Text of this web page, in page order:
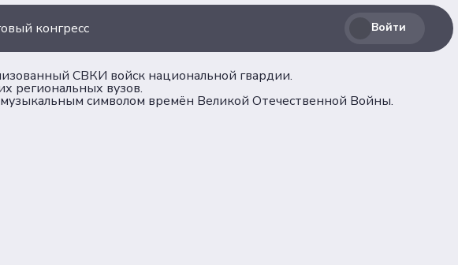
конгресс Войти
СВКИ войск национальной гвардии.
региональных вузов.
символом времён Великой Отечественной Войны.